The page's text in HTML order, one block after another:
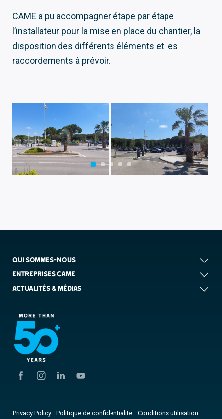
CAME a pu accompagner étape par étape
l’installateur pour la mise en place du chantier, la
disposition des différents éléments et les
raccordements à prévoir.
QUI SOMMES-NOUS
ENTREPRISES CAME
ACTUALITÉS & MÉDIAS
Privacy Policy Politique de confidentialite Conditions utilisation